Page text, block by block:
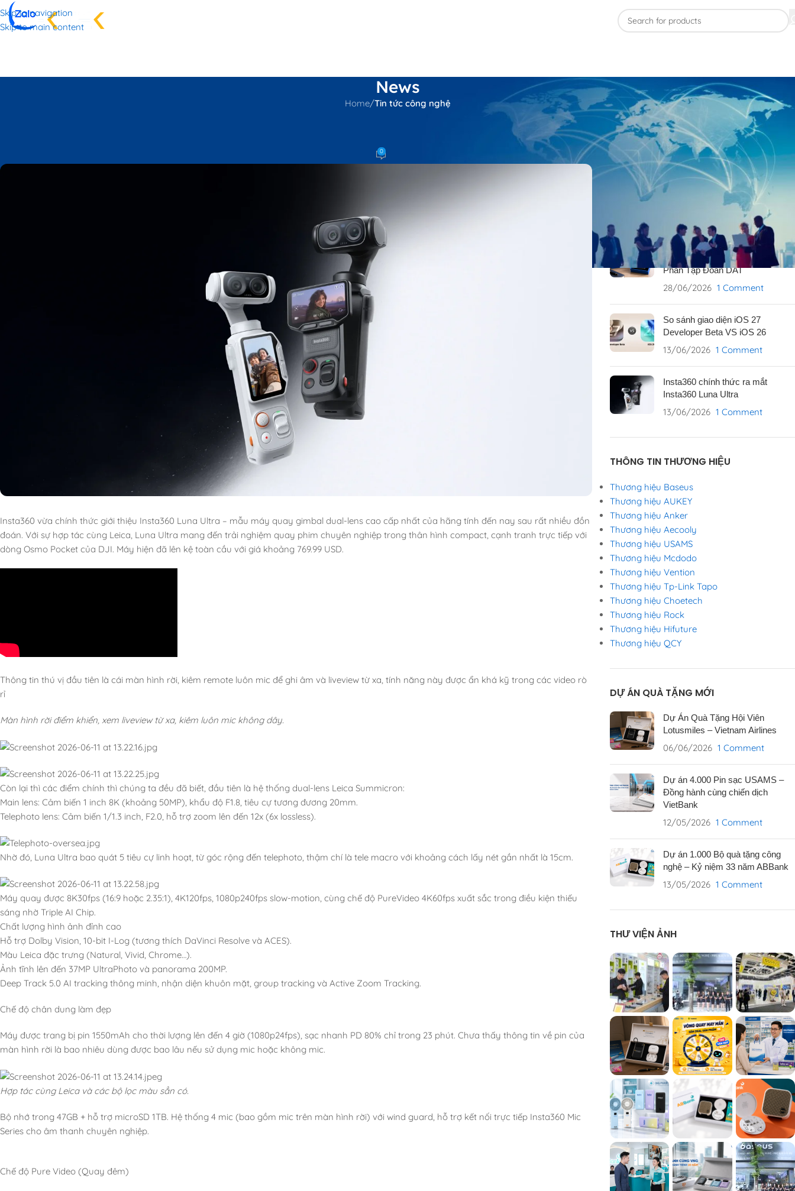
Skip to navigation
Skip to main content
News
Home/Tin tức công nghệ
0
Insta360 vừa chính thức giới thiệu Insta360 Luna Ultra – mẫu máy quay gimbal dual-lens cao cấp nhất của hãng tính đến nay sau rất nhiều đồn
đoán. Với sự hợp tác cùng Leica, Luna Ultra mang đến trải nghiệm quay phim chuyên nghiệp trong thân hình compact, cạnh tranh trực tiếp với
dòng Osmo Pocket của DJI. Máy hiện đã lên kệ toàn cầu với giá khoảng 769.99 USD.
Thông tin thú vị đầu tiên là cái màn hình rời, kiêm remote luôn mic để ghi âm và liveview từ xa, tính năng này được ẩn khá kỹ trong các video rò
rỉ
Màn hình rời điểm khiển, xem liveview từ xa, kiêm luôn mic không dây.
Còn lại thì các điểm chính thì chúng ta đều đã biết, đầu tiên là hệ thống dual-lens Leica Summicron:
Main lens: Cảm biến 1 inch 8K (khoảng 50MP), khẩu độ F1.8, tiêu cự tương đương 20mm.
Telephoto lens: Cảm biến 1/1.3 inch, F2.0, hỗ trợ zoom lên đến 12x (6x lossless).
Nhờ đó, Luna Ultra bao quát 5 tiêu cự linh hoạt, từ góc rộng đến telephoto, thậm chí là tele macro với khoảng cách lấy nét gần nhất là 15cm.
Máy quay được 8K30fps (16:9 hoặc 2.35:1), 4K120fps, 1080p240fps slow-motion, cùng chế độ PureVideo 4K60fps xuất sắc trong điều kiện thiếu
sáng nhờ Triple AI Chip.
Chất lượng hình ảnh đỉnh cao
Hỗ trợ Dolby Vision, 10-bit I-Log (tương thích DaVinci Resolve và ACES).
Màu Leica đặc trưng (Natural, Vivid, Chrome…).
Ảnh tĩnh lên đến 37MP UltraPhoto và panorama 200MP.
Deep Track 5.0 AI tracking thông minh, nhận diện khuôn mặt, group tracking và Active Zoom Tracking.
Chế độ chân dung làm đẹp
Máy được trang bị pin 1550mAh cho thời lượng lên đến 4 giờ (1080p24fps), sạc nhanh PD 80% chỉ trong 23 phút. Chưa thấy thông tin về pin của
màn hình rời là bao nhiêu dùng được bao lâu nếu sử dụng mic hoặc không mic.
Hợp tác cùng Leica và các bộ lọc màu sẳn có.
Bộ nhớ trong 47GB + hỗ trợ microSD 1TB. Hệ thống 4 mic (bao gồm mic trên màn hình rời) với wind guard, hỗ trợ kết nối trực tiếp Insta360 Mic
Series cho âm thanh chuyên nghiệp.
Chế độ Pure Video (Quay đêm)
DANH MỤC
Dự án Quà tặng
GEEK News
Tin tức công nghệ
TIN MỚI NHẤT
Dự án 500 phần quà tặng kỷ niệm
20 năm thành lập Công ty Cổ
Phần Tập Đoàn DAT
28/06/2026 1 Comment
So sánh giao diện iOS 27
Developer Beta VS iOS 26
13/06/2026 1 Comment
Insta360 chính thức ra mắt
Insta360 Luna Ultra
13/06/2026 1 Comment
THÔNG TIN THƯƠNG HIỆU
Thương hiệu Baseus
Thương hiệu AUKEY
Thương hiệu Anker
Thương hiệu Aecooly
Thương hiệu USAMS
Thương hiệu Mcdodo
Thương hiệu Vention
Thương hiệu Tp-Link Tapo
Thương hiệu Choetech
Thương hiệu Rock
Thương hiệu Hifuture
Thương hiệu QCY
DỰ ÁN QUÀ TẶNG MỚI
Dự Án Quà Tặng Hội Viên
Lotusmiles – Vietnam Airlines
06/06/2026 1 Comment
Dự án 4.000 Pin sạc USAMS –
Đồng hành cùng chiến dịch
VietBank
12/05/2026 1 Comment
Dự án 1.000 Bộ quà tặng công
nghệ – Kỷ niệm 33 năm ABBank
13/05/2026 1 Comment
THƯ VIỆN ẢNH